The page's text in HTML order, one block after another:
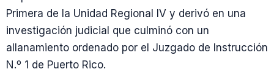
Primera de la Unidad Regional IV y derivó en una
investigación judicial que culminó con un
allanamiento ordenado por el Juzgado de Instrucción
N.º 1 de Puerto Rico.